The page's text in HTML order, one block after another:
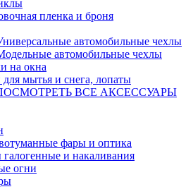
пленка и броня
автомобильные чехлы
автомобильные чехлы
на окна
мытья и снега, лопаты
ВСЕ АКСЕССУАРЫ
фары и оптика
и накаливания
огни